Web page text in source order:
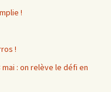
!
!
mai : on relève le défi en